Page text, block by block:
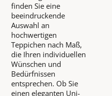
finden Sie eine
beeindruckende
Auswahl an
hochwertigen
Teppichen nach Maß,
die Ihren individuellen
Wünschen und
Bedürfnissen
entsprechen. Ob Sie
einen eleganten Uni-